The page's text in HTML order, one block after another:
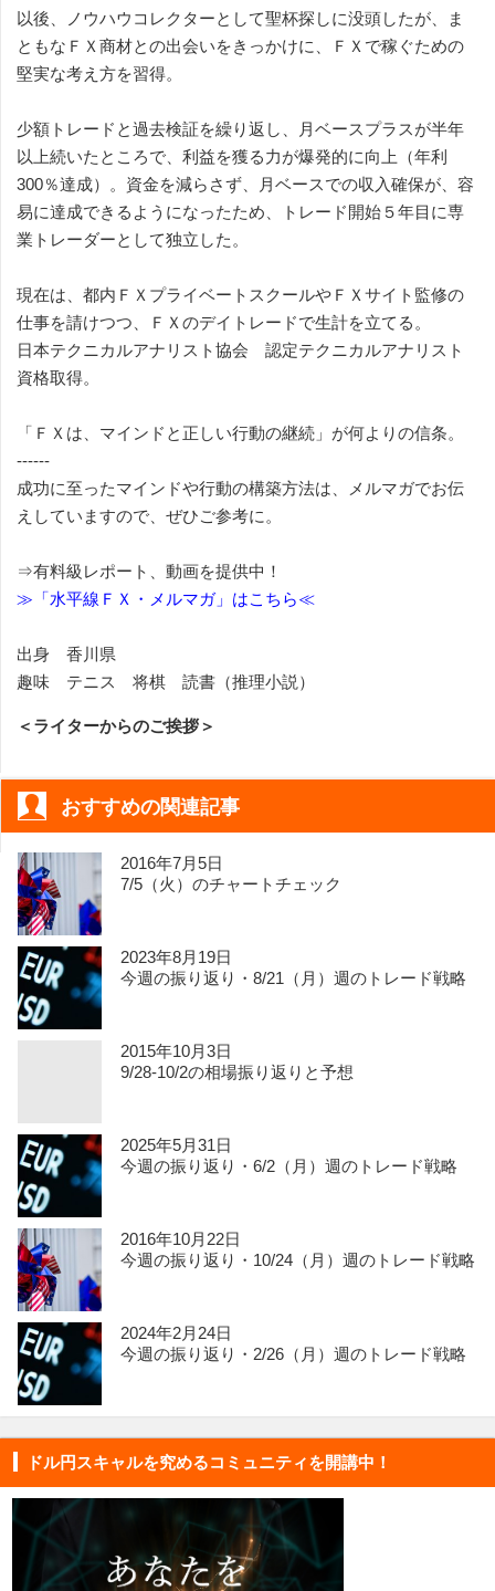
以後、ノウハウコレクターとして聖杯探しに没頭したが、ま
ともなＦＸ商材との出会いをきっかけに、ＦＸで稼ぐための
堅実な考え方を習得。
少額トレードと過去検証を繰り返し、月ベースプラスが半年
以上続いたところで、利益を獲る力が爆発的に向上（年利
300％達成）。資金を減らさず、月ベースでの収入確保が、容
易に達成できるようになったため、トレード開始５年目に専
業トレーダーとして独立した。
現在は、都内ＦＸプライベートスクールやＦＸサイト監修の
仕事を請けつつ、ＦＸのデイトレードで生計を立てる。
日本テクニカルアナリスト協会 認定テクニカルアナリスト
資格取得。
「ＦＸは、マインドと正しい行動の継続」が何よりの信条。
------
成功に至ったマインドや行動の構築方法は、メルマガでお伝
えしていますので、ぜひご参考に。
⇒有料級レポート、動画を提供中！
≫「水平線ＦＸ・メルマガ」はこちら≪
出身 香川県
趣味 テニス 将棋 読書（推理小説）
＜ライターからのご挨拶＞
おすすめの関連記事
2016年7月5日
7/5（火）のチャートチェック
2023年8月19日
今週の振り返り・8/21（月）週のトレード戦略
2015年10月3日
9/28-10/2の相場振り返りと予想
2025年5月31日
今週の振り返り・6/2（月）週のトレード戦略
2016年10月22日
今週の振り返り・10/24（月）週のトレード戦略
2024年2月24日
今週の振り返り・2/26（月）週のトレード戦略
ドル円スキャルを究めるコミュニティを開講中！